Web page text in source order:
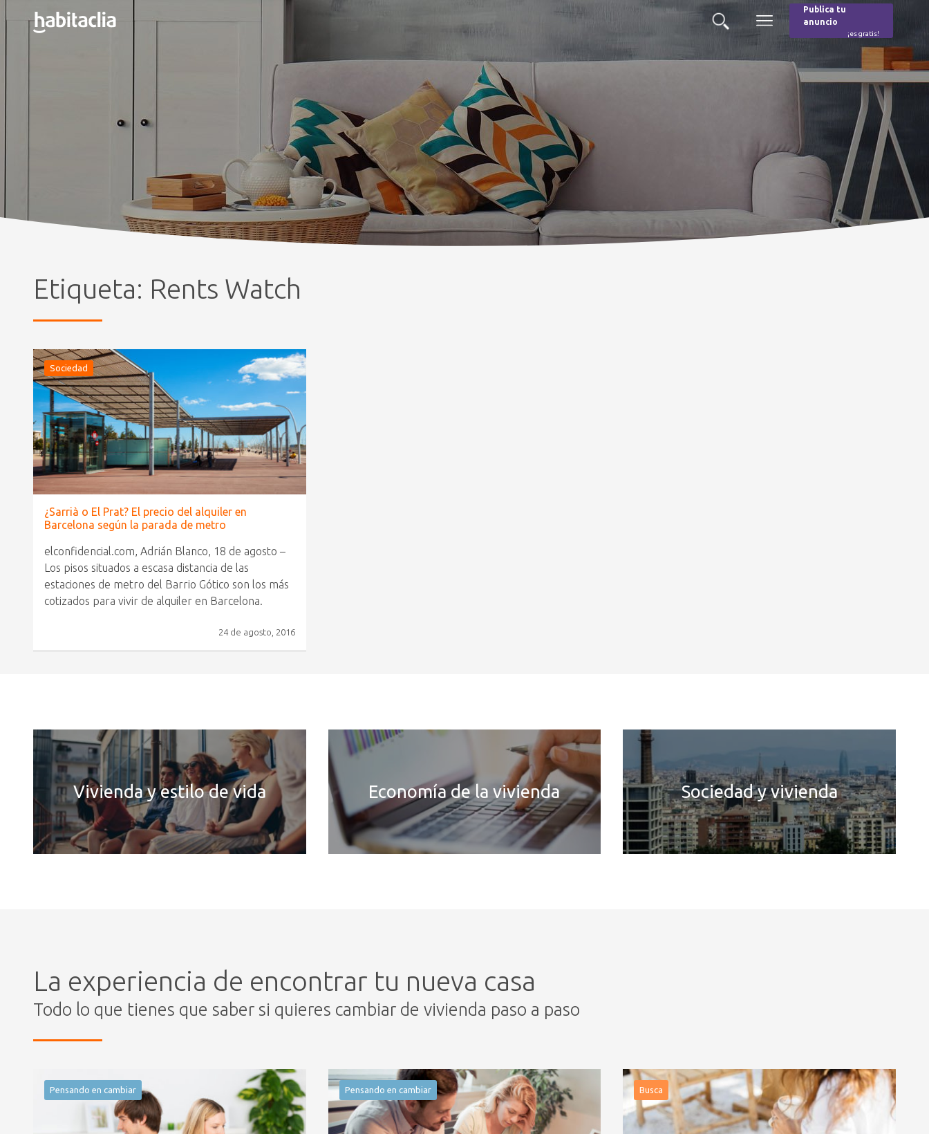
Buscar
Menú
Publica tu
anuncio
¡es gratis!
Etiqueta: Rents Watch
Sociedad
¿Sarrià o El Prat? El precio del alquiler en
Barcelona según la parada de metro
elconfidencial.com, Adrián Blanco, 18 de agosto –
Los pisos situados a escasa distancia de las
estaciones de metro del Barrio Gótico son los más
cotizados para vivir de alquiler en Barcelona.
24 de agosto, 2016
Vivienda y estilo de vida Economía de la vivienda Sociedad y vivienda
La experiencia de encontrar tu nueva casa
Todo lo que tienes que saber si quieres cambiar de vivienda paso a paso
Pensando en cambiar Pensando en cambiar Busca